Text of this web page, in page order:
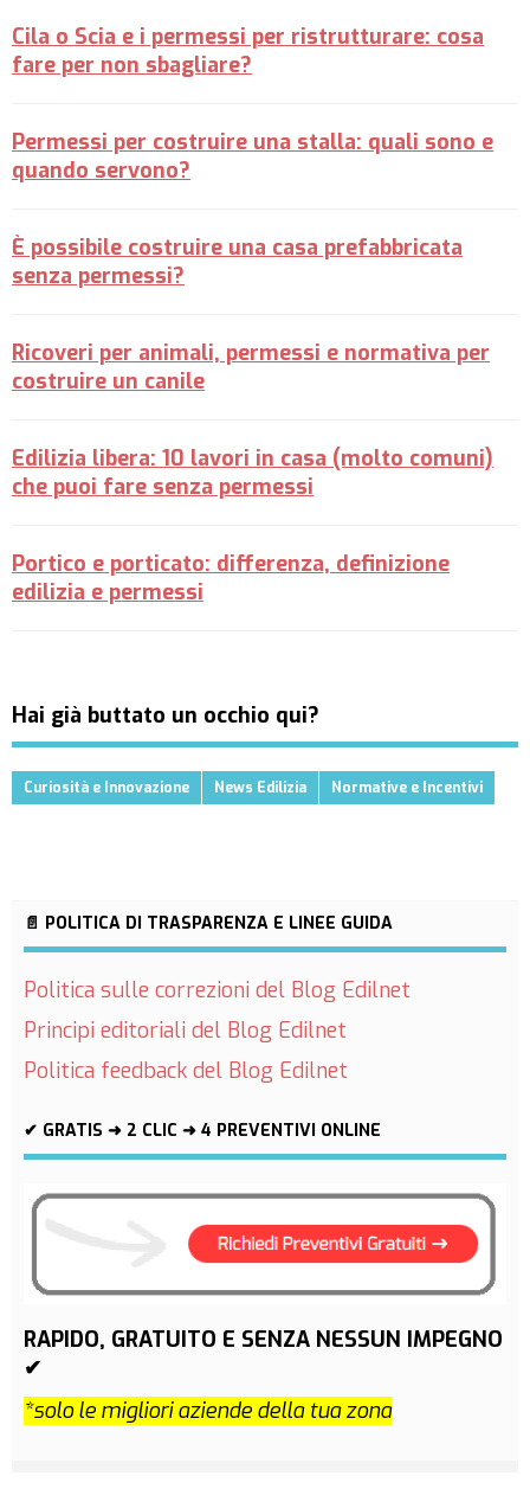
Cila o Scia e i permessi per ristrutturare: cosa
fare per non sbagliare?
Permessi per costruire una stalla: quali sono e
quando servono?
È possibile costruire una casa prefabbricata
senza permessi?
Ricoveri per animali, permessi e normativa per
costruire un canile
Edilizia libera: 10 lavori in casa (molto comuni)
che puoi fare senza permessi
Portico e porticato: differenza, definizione
edilizia e permessi
Hai già buttato un occhio qui?
Curiosità e Innovazione News Edilizia Normative e Incentivi
📄 POLITICA DI TRASPARENZA E LINEE GUIDA
Politica sulle correzioni del Blog Edilnet
Principi editoriali del Blog Edilnet
Politica feedback del Blog Edilnet
✔ GRATIS ➜ 2 CLIC ➜ 4 PREVENTIVI ONLINE
RAPIDO, GRATUITO E SENZA NESSUN IMPEGNO
✔
*solo le migliori aziende della tua zona